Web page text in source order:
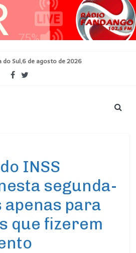
do Sul,6 de agosto de 2026
INSS
segunda-
apenas para
que fizerem